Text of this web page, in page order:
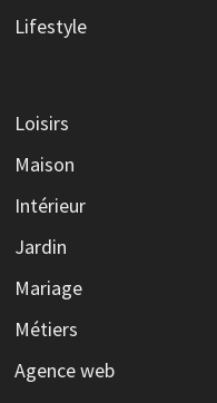
Lifestyle
Loisirs
Maison
Intérieur
Jardin
Mariage
Métiers
Agence web